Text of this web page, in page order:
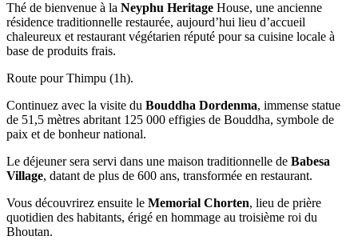
Thé de bienvenue à la Neyphu Heritage House, une ancienne
résidence traditionnelle restaurée, aujourd’hui lieu d’accueil
chaleureux et restaurant végétarien réputé pour sa cuisine locale à
base de produits frais.
Route pour Thimpu (1h).
Continuez avec la visite du Bouddha Dordenma, immense statue
de 51,5 mètres abritant 125 000 effigies de Bouddha, symbole de
paix et de bonheur national.
Le déjeuner sera servi dans une maison traditionnelle de Babesa
Village, datant de plus de 600 ans, transformée en restaurant.
Vous découvrirez ensuite le Memorial Chorten, lieu de prière
quotidien des habitants, érigé en hommage au troisième roi du
Bhoutan.